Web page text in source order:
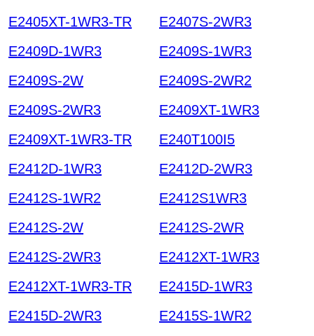
E2405XT-1WR3-TR
E2407S-2WR3
E2409D-1WR3
E2409S-1WR3
E2409S-2W
E2409S-2WR2
E2409S-2WR3
E2409XT-1WR3
E2409XT-1WR3-TR
E240T100I5
E2412D-1WR3
E2412D-2WR3
E2412S-1WR2
E2412S1WR3
E2412S-2W
E2412S-2WR
E2412S-2WR3
E2412XT-1WR3
E2412XT-1WR3-TR
E2415D-1WR3
E2415D-2WR3
E2415S-1WR2